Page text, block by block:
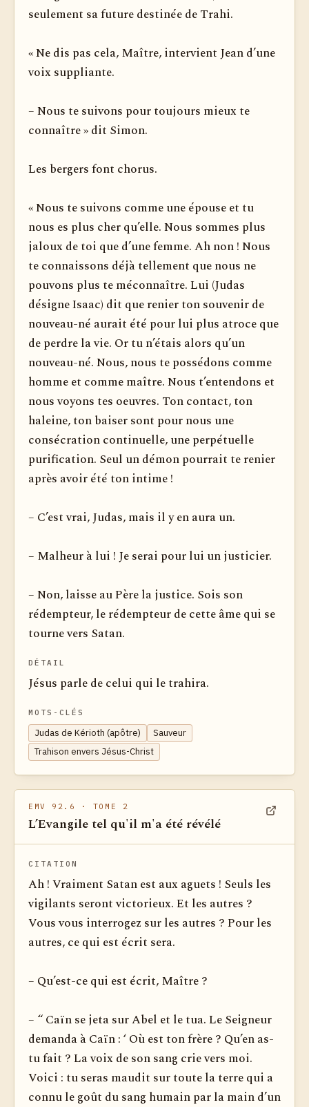
seulement sa future destinée de Trahi.
« Ne dis pas cela, Maître, intervient Jean d’une
voix suppliante.
– Nous te suivons pour toujours mieux te
connaître » dit Simon.
Les bergers font chorus.
« Nous te suivons comme une épouse et tu
nous es plus cher qu’elle. Nous sommes plus
jaloux de toi que d’une femme. Ah non ! Nous
te connaissons déjà tellement que nous ne
pouvons plus te méconnaître. Lui (Judas
désigne Isaac) dit que renier ton souvenir de
nouveau-né aurait été pour lui plus atroce que
de perdre la vie. Or tu n’étais alors qu’un
nouveau-né. Nous, nous te possédons comme
homme et comme maître. Nous t’entendons et
nous voyons tes oeuvres. Ton contact, ton
haleine, ton baiser sont pour nous une
consécration continuelle, une perpétuelle
purification. Seul un démon pourrait te renier
après avoir été ton intime !
– C’est vrai, Judas, mais il y en aura un.
– Malheur à lui ! Je serai pour lui un justicier.
– Non, laisse au Père la justice. Sois son
rédempteur, le rédempteur de cette âme qui se
tourne vers Satan.
DÉTAIL
Jésus parle de celui qui le trahira.
MOTS-CLÉS
Judas de Kérioth (apôtre)
Sauveur
Trahison envers Jésus-Christ
EMV 92.6 · TOME 2
L’Evangile tel qu'il m'a été révélé
CITATION
Ah ! Vraiment Satan est aux aguets ! Seuls les
vigilants seront victorieux. Et les autres ?
Vous vous interrogez sur les autres ? Pour les
autres, ce qui est écrit sera.
– Qu’est-ce qui est écrit, Maître ?
– “ Caïn se jeta sur Abel et le tua. Le Seigneur
demanda à Caïn : ‘ Où est ton frère ? Qu’en as-
tu fait ? La voix de son sang crie vers moi.
Voici : tu seras maudit sur toute la terre qui a
connu le goût du sang humain par la main d’un